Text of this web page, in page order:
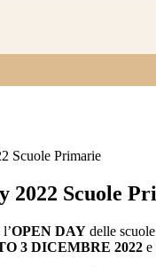
Scuole Primarie
2022 Scuole
OPEN DAY delle
3 DICEMBRE 2022 e